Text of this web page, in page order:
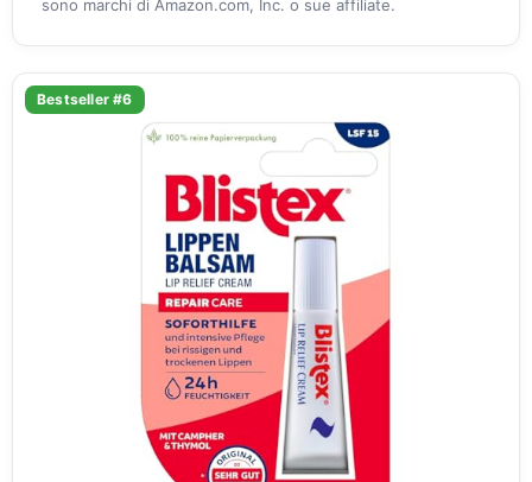
sono marchi di Amazon.com, Inc. o sue affiliate.
Bestseller #6